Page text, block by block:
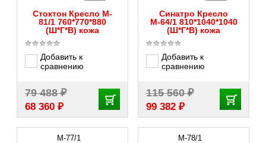
Стоктон Кресло M-
81/1 760*770*880
(Ш*Г*В) кожа
Добавить к
сравнению
79 488₽
68 360 ₽
Синатро Кресло
М-64/1 810*1040*1040
(Ш*Г*В) кожа
Добавить к
сравнению
115 560₽
99 382 ₽
M-77/1 M-78/1